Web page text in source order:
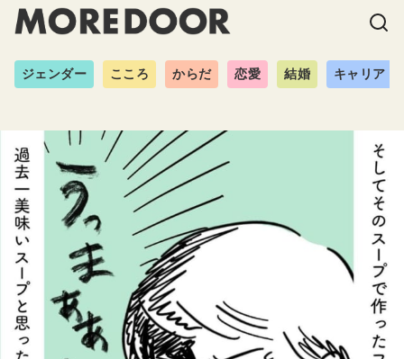
ジェンダー こころ からだ 恋愛 結婚 キャリア